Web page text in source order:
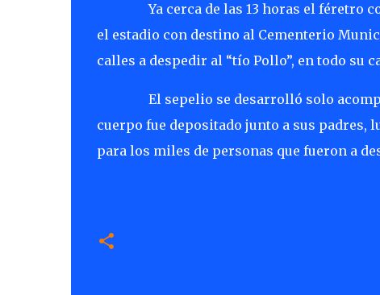
Ya cerca de las 13 horas el féretro
el estadio con destino al Cementerio
calles a despedir al “tío Pollo”, en todo su
El sepelio se desarrolló solo
cuerpo fue depositado junto a sus padres,
para los miles de personas que fueron a